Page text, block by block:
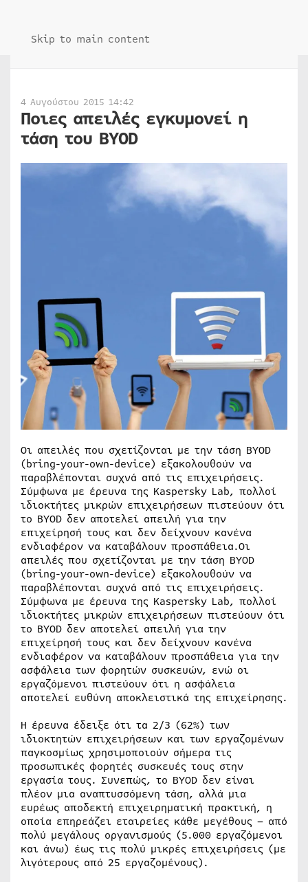
Skip to main content
4 Αυγούστου 2015 14:42
Ποιες απειλές εγκυμονεί η
τάση του BYOD
Οι απειλές που σχετίζονται με την τάση BYOD
(bring-your-own-device) εξακολουθούν να
παραβλέπονται συχνά από τις επιχειρήσεις.
Σύμφωνα με έρευνα της Kaspersky Lab, πολλοί
ιδιοκτήτες μικρών επιχειρήσεων πιστεύουν ότι
το BYOD δεν αποτελεί απειλή για την
επιχείρησή τους και δεν δείχνουν κανένα
ενδιαφέρον να καταβάλουν προσπάθεια.Οι
απειλές που σχετίζονται με την τάση BYOD
(bring-your-own-device) εξακολουθούν να
παραβλέπονται συχνά από τις επιχειρήσεις.
Σύμφωνα με έρευνα της Kaspersky Lab, πολλοί
ιδιοκτήτες μικρών επιχειρήσεων πιστεύουν ότι
το BYOD δεν αποτελεί απειλή για την
επιχείρησή τους και δεν δείχνουν κανένα
ενδιαφέρον να καταβάλουν προσπάθεια για την
ασφάλεια των φορητών συσκευών, ενώ οι
εργαζόμενοι πιστεύουν ότι η ασφάλεια
αποτελεί ευθύνη αποκλειστικά της επιχείρησης.
Η έρευνα έδειξε ότι τα 2/3 (62%) των
ιδιοκτητών επιχειρήσεων και των εργαζομένων
παγκοσμίως χρησιμοποιούν σήμερα τις
προσωπικές φορητές συσκευές τους στην
εργασία τους. Συνεπώς, το BYOD δεν είναι
πλέον μια αναπτυσσόμενη τάση, αλλά μια
ευρέως αποδεκτή επιχειρηματική πρακτική, η
οποία επηρεάζει εταιρείες κάθε μεγέθους – από
πολύ μεγάλους οργανισμούς (5.000 εργαζόμενοι
και άνω) έως τις πολύ μικρές επιχειρήσεις (με
λιγότερους από 25 εργαζομένους).